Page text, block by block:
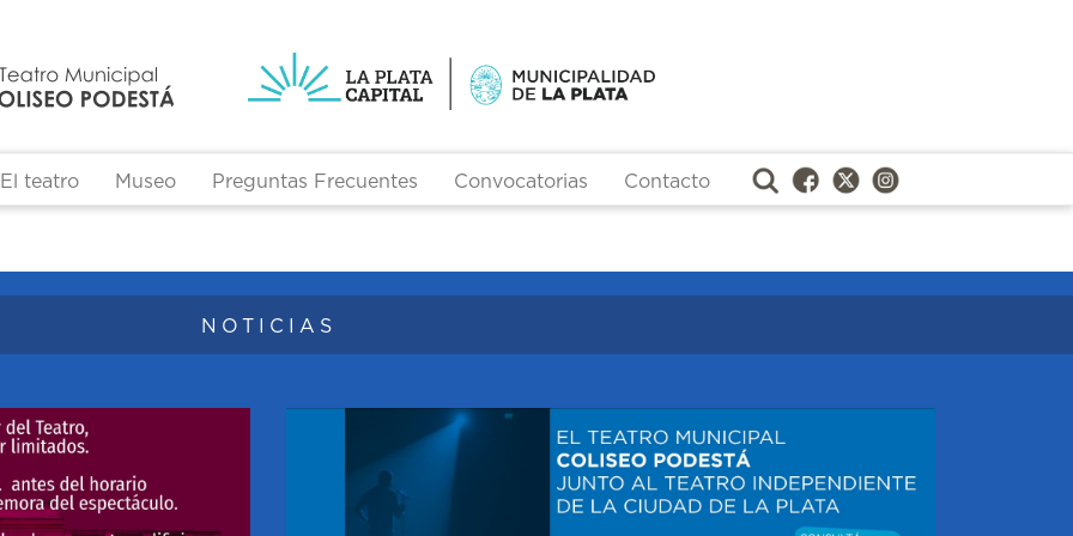
El teatro Museo Preguntas Frecuentes Convocatorias Contacto
NOTICIAS